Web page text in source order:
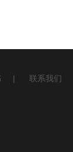
| 联系我们